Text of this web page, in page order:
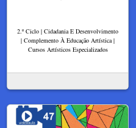
2.º Ciclo | Cidadania E Desenvolvimento
| Complemento À Educação Artística |
Cursos Artísticos Especializados